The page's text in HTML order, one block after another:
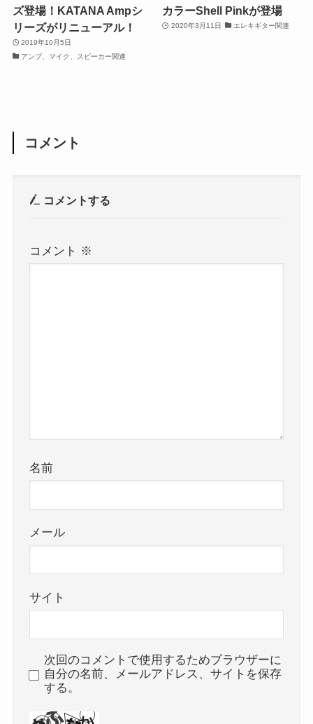
ズ登場！KATANA Ampシ
リーズがリニューアル！
2019年10月5日
アンプ、マイク、スピーカー関連
カラーShell Pinkが登場
2020年3月11日 エレキギター関連
コメント
コメントする
コメント ※
名前
メール
サイト
次回のコメントで使用するためブラウザーに
自分の名前、メールアドレス、サイトを保存
する。